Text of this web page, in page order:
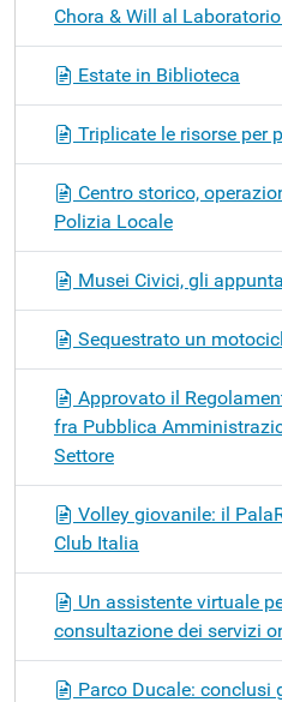
Chora & Will al
Estate in Biblioteca
Triplicate le risorse per
Centro storico,
Polizia Locale
Musei Civici, gli
Sequestrato un
Approvato il
fra Pubblica
Settore
Volley giovanile: il
Club Italia
Un assistente virtuale
consultazione dei servizi
Parco Ducale: conclusi